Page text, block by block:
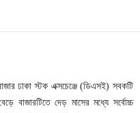
ঢাকা স্টক এক্সচেঞ্জে (ডিএসই) সবকটি
বাজারটিতে দেড় মাসের মধ্যে সর্বোচ্চ